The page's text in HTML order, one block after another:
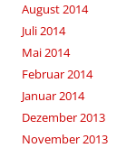
August 2014
Juli 2014
Mai 2014
Februar 2014
Januar 2014
Dezember 2013
November 2013